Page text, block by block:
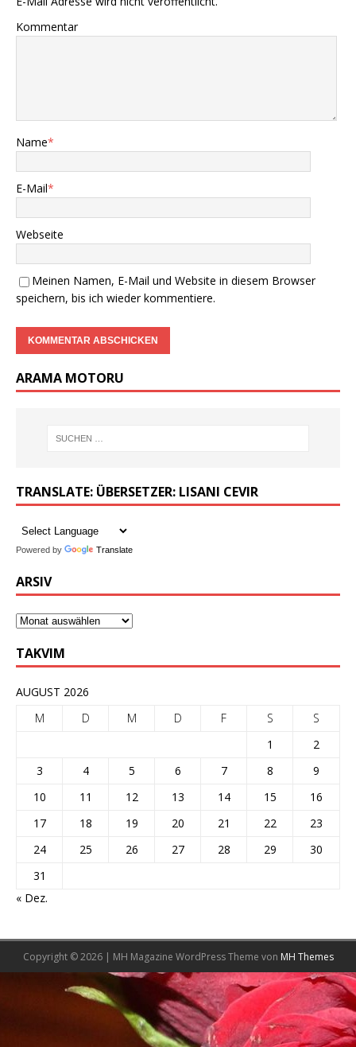
Kommentar
Name*
E-Mail*
Webseite
Meinen Namen, E-Mail und Website in diesem Browser
speichern, bis ich wieder kommentiere.
ARAMA MOTORU
TRANSLATE: ÜBERSETZER: LISANI CEVIR
Powered by Translate
ARSIV
TAKVIM
AUGUST 2026
M
D M D F S
S
1
2
3
4 5 6 7 8
9
10
11 12 13 14 15
16
17
18 19 20 21 22
23
24
25 26 27 28 29
30
31
« Dez.
Copyright © 2026 | MH Magazine WordPress Theme von MH Themes